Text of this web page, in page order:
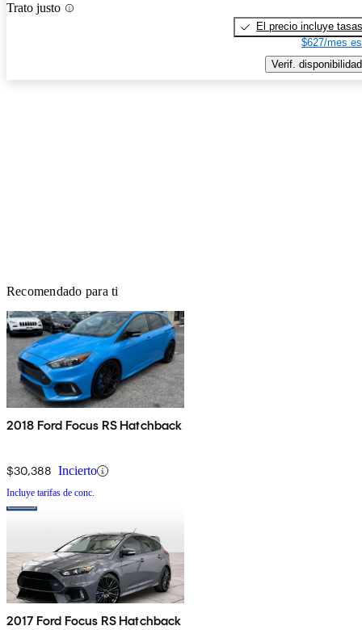
Trato justo
El precio incluye tasas
$627/mes
Verif. disponibilidad
Recomendado para ti
2018 Ford Focus RS Hatchback
$30,388 Incierto
Incluye tarifas de conc.
2017 Ford Focus RS Hatchback